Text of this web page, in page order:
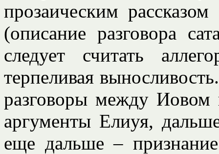
прозаическим
(описание разговора
следует считать
терпеливая
разговоры между Иовом
аргументы Елиуя,
еще дальше –